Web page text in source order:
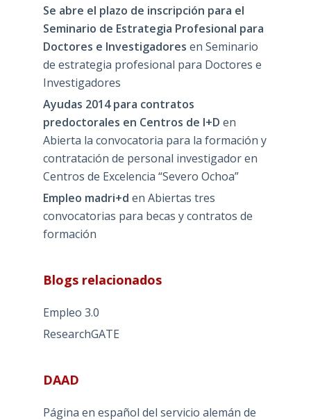
Se abre el plazo de inscripción para el
Seminario de Estrategia Profesional para
Doctores e Investigadores en Seminario
de estrategia profesional para Doctores e
Investigadores
Ayudas 2014 para contratos
predoctorales en Centros de I+D en
Abierta la convocatoria para la formación y
contratación de personal investigador en
Centros de Excelencia “Severo Ochoa”
Empleo madri+d en Abiertas tres
convocatorias para becas y contratos de
formación
Blogs relacionados
Empleo 3.0
ResearchGATE
DAAD
Página en español del servicio alemán de